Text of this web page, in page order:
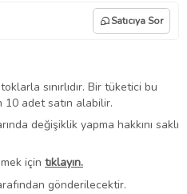
Satıcıya Sor
sınırlıdır. Bir tüketici bu
10 adet satın alabilir.
değişiklik yapma hakkını saklı
için tıklayın.
gönderilecektir.